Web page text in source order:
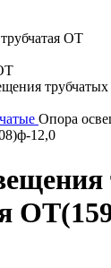
Опора
12,0